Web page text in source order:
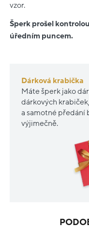
vzor.
Šperk prošel
úředním puncem.
Dárková krabička
Máte šperk jako
dárkových
a samotné předání
výjimečně.